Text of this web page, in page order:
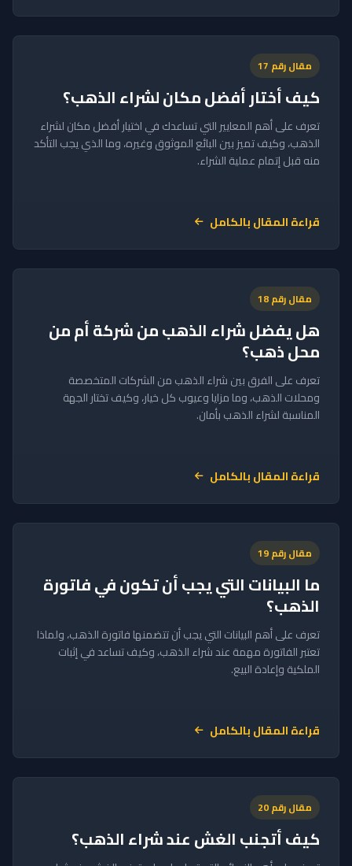
مقال رقم 17
كيف أختار أفضل مكان لشراء الذهب؟
تعرف على أهم المعايير التي تساعدك في اختيار أفضل مكان لشراء
الذهب، وكيف تميز بين البائع الموثوق وغيره، وما الذي يجب التأكد
منه قبل إتمام عملية الشراء.
قراءة المقال بالكامل
مقال رقم 18
هل يفضل شراء الذهب من شركة أم من
محل ذهب؟
تعرف على الفرق بين شراء الذهب من الشركات المتخصصة
ومحلات الذهب، وما مزايا وعيوب كل خيار، وكيف تختار الجهة
المناسبة لشراء الذهب بأمان.
قراءة المقال بالكامل
مقال رقم 19
ما البيانات التي يجب أن تكون في فاتورة
الذهب؟
تعرف على أهم البيانات التي يجب أن تتضمنها فاتورة الذهب، ولماذا
تعتبر الفاتورة مهمة عند شراء الذهب، وكيف تساعد في إثبات
الملكية وإعادة البيع.
قراءة المقال بالكامل
مقال رقم 20
كيف أتجنب الغش عند شراء الذهب؟